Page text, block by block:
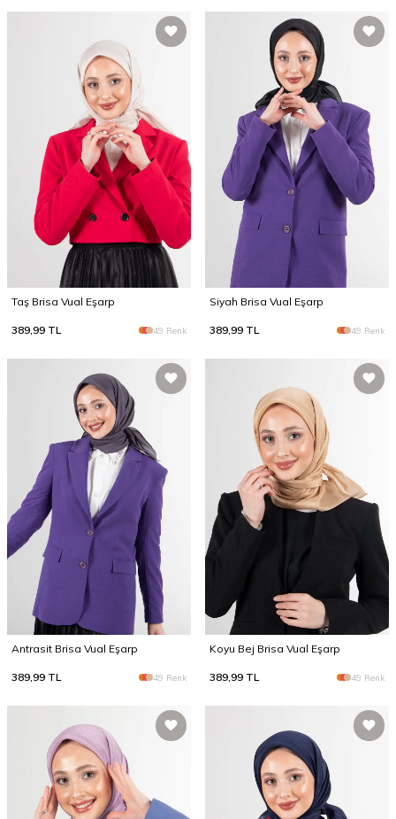
Taş Brisa Vual Eşarp
389,99 TL 49 Renk
Siyah Brisa Vual Eşarp
389,99 TL 49 Renk
Antrasit Brisa Vual Eşarp
389,99 TL 49 Renk
Koyu Bej Brisa Vual Eşarp
389,99 TL 49 Renk